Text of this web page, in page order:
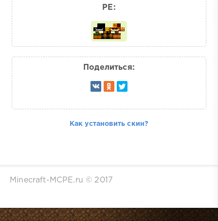
PE:
Поделиться:
Как установить скин?
Minecraft-MCPE.ru © 2017